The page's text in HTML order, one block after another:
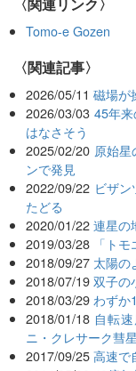
Tomo-e Gozen
関連記事
2026/05/11 磁場が
2026/03/03 45年
はなさそう
2025/02/20 原始
ンで発見
2022/09/22 ビザ
たどる
2020/01/22 連星の
2019/03/28 「ト
2018/09/27 太陽の
2018/07/19 双子の
2018/03/29 わずか
2018/01/18 自転
ニ・クレサーク彗星
2017/09/25 高速で